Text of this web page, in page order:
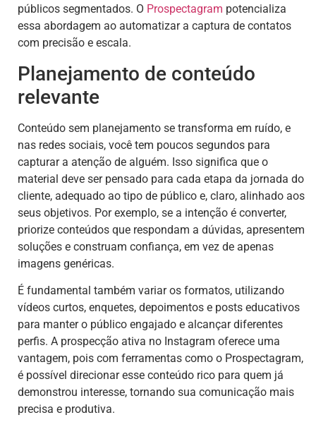
públicos segmentados. O Prospectagram potencializa
essa abordagem ao automatizar a captura de contatos
com precisão e escala.
Planejamento de conteúdo
relevante
Conteúdo sem planejamento se transforma em ruído, e
nas redes sociais, você tem poucos segundos para
capturar a atenção de alguém. Isso significa que o
material deve ser pensado para cada etapa da jornada do
cliente, adequado ao tipo de público e, claro, alinhado aos
seus objetivos. Por exemplo, se a intenção é converter,
priorize conteúdos que respondam a dúvidas, apresentem
soluções e construam confiança, em vez de apenas
imagens genéricas.
É fundamental também variar os formatos, utilizando
vídeos curtos, enquetes, depoimentos e posts educativos
para manter o público engajado e alcançar diferentes
perfis. A prospecção ativa no Instagram oferece uma
vantagem, pois com ferramentas como o Prospectagram,
é possível direcionar esse conteúdo rico para quem já
demonstrou interesse, tornando sua comunicação mais
precisa e produtiva.